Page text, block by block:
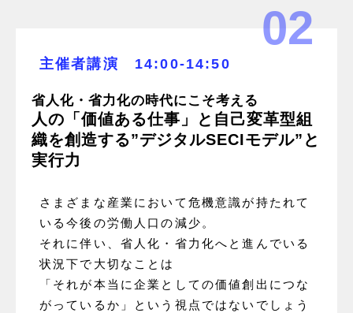
02
主催者講演 14:00-14:50
省人化・省力化の時代にこそ考える
人の「価値ある仕事」と自己変革型組
織を創造する”デジタルSECIモデル”と
実行力
さまざまな産業において危機意識が持たれて
いる今後の労働人口の減少。
それに伴い、省人化・省力化へと進んでいる
状況下で大切なことは
「それが本当に企業としての価値創出につな
がっているか」という視点ではないでしょう